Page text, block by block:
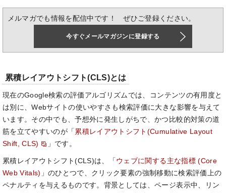
メルマガでも情報を配信中です！ ぜひご登録ください。
今すぐメールマガジンに登録する
累積レイアウトシフト(CLS)とは
現在のGoogle検索の評価アルゴリズムでは、コンテンツの有用度と
は別に、Webサイトの使いやすさも検索評価に大きな影響を与えて
います。その中でも、予想外に発生しがちで、かつ比較的対策の道
筋を立てやすいのが「 累積レイアウトシフト(Cumulative Layout
Shift, CLS)
」です。
累積レイアウトシフト(CLS)は、「 ウェブに関する主な指標 (Core
Web Vitals) 」のひとつで、クリック要素の強制移動に検索評価上の
ペナルティを与えるものです。背景としては、ページ表示中、リン